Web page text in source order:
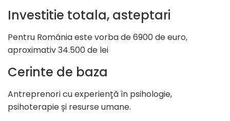
Investitie totala, asteptari
Pentru România este vorba de 6900 de euro,
aproximativ 34.500 de lei
Cerinte de baza
Antreprenori cu experiență în psihologie,
psihoterapie și resurse umane.